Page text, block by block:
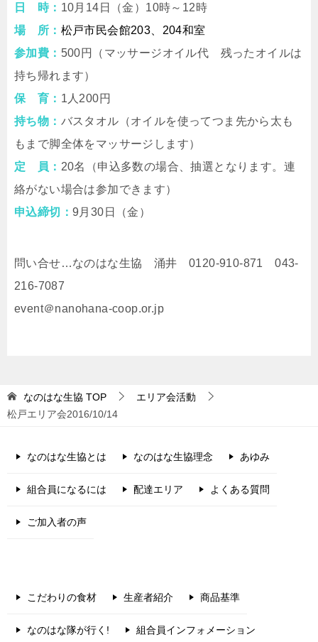
日 時： 10月14日（金）10時～12時
場 所： 松戸市民会館203、204和室
参加費： 500円（マッサージオイル代 残ったオイルは
持ち帰れます）
保 育： 1人200円
持ち物： バスタオル（オイルを使ってつま先から太も
もまで脚全体をマッサージします）
定 員： 20名（申込多数の場合、抽選となります。連
絡がない場合は参加できます）
申込締切： 9月30日（金）
問い合せ…なのはな生協 涌井 0120-910-871 043-
216-7087
event＠nanohana-coop.or.jp
なのはな生協 TOP
エリア会活動
松戸エリア会2016/10/14
なのはな生協とは なのはな生協理念 あゆみ
組合員になるには 配達エリア よくある質問
ご加入者の声
こだわりの食材 生産者紹介 商品基準
なのはな隊が行く! 組合員インフォメーション